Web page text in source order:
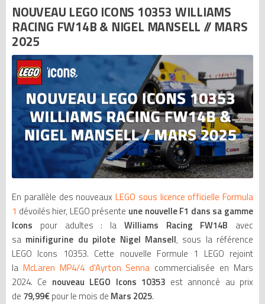
ASSOCIATIONS DE FANS
EXPOSITIONS LEGO
LEGO LES PLUS CHERS
DERNIERS LEGO AJOUTÉS
NOUVEAU LEGO ICONS 10353 WILLIAMS
RACING FW14B & NIGEL MANSELL // MARS
2025
En parallèle des nouveaux LEGO sous licence officielle Formula
1 dévoilés hier, LEGO présente une nouvelle F1 dans sa gamme
Icons
pour adultes : la Williams Racing FW14B
avec
sa minifigurine du pilote Nigel Mansell, sous la référence
LEGO Icons 10353. Cette nouvelle Formule 1 LEGO rejoint
la McLaren MP4/4 d'Ayrton Senna commercialisée en Mars
2024. Ce nouveau LEGO Icons 10353 est annoncé au prix
de 79,99€pour le mois de Mars 2025.